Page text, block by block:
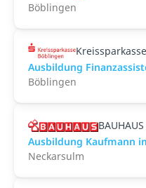
Böblingen
Ausbildung
Böblingen
Ausbildung Kaufmann
Neckarsulm